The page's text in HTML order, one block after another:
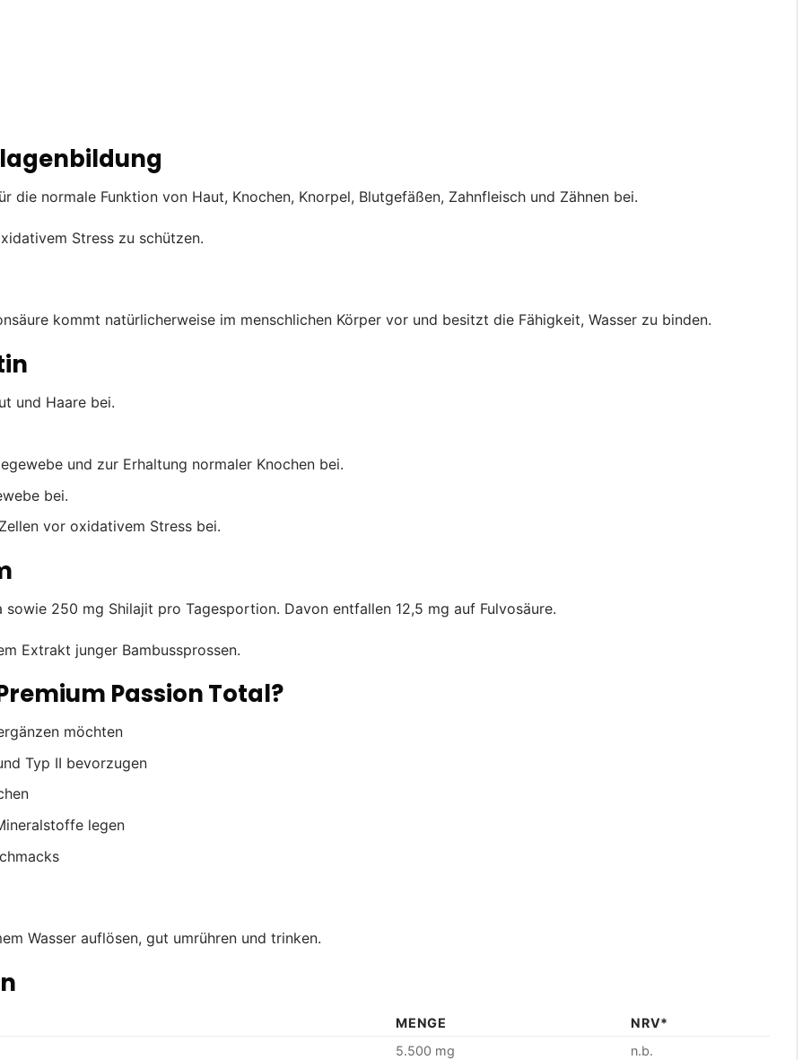
normale Funktion von Haut, Knochen, Knorpel, Blutgefäßen, Zahnfleisch und Zähnen bei.
Stress zu schützen.
kommt natürlicherweise im menschlichen Körper vor und besitzt die Fähigkeit, Wasser zu binden.
und Haare bei.
und zur Erhaltung normaler Knochen bei.
bei.
vor oxidativem Stress bei.
250 mg Shilajit pro Tagesportion. Davon entfallen 12,5 mg auf Fulvosäure.
Extrakt junger Bambussprossen.
Passion Total?
möchten
Typ II bevorzugen
legen
Wasser auflösen, gut umrühren und trinken.
MENGE
NRV*
5.500 mg n.b.